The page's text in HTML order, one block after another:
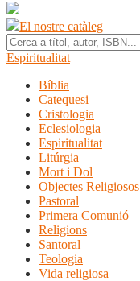
El nostre catàleg
Espiritualitat
Bíblia
Catequesi
Cristologia
Eclesiologia
Espiritualitat
Litúrgia
Mort i Dol
Objectes Religiosos
Pastoral
Primera Comunió
Religions
Santoral
Teologia
Vida religiosa